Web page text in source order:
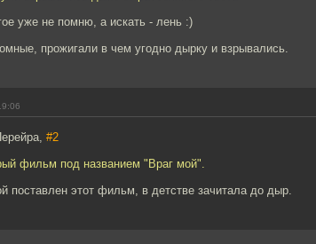
уже не помню, а искать - лень :)
прожигали в чем угодно дырку и взрывались.
#2
фильм под названием "Враг мой".
поставлен этот фильм, в детстве зачитала до дыр.